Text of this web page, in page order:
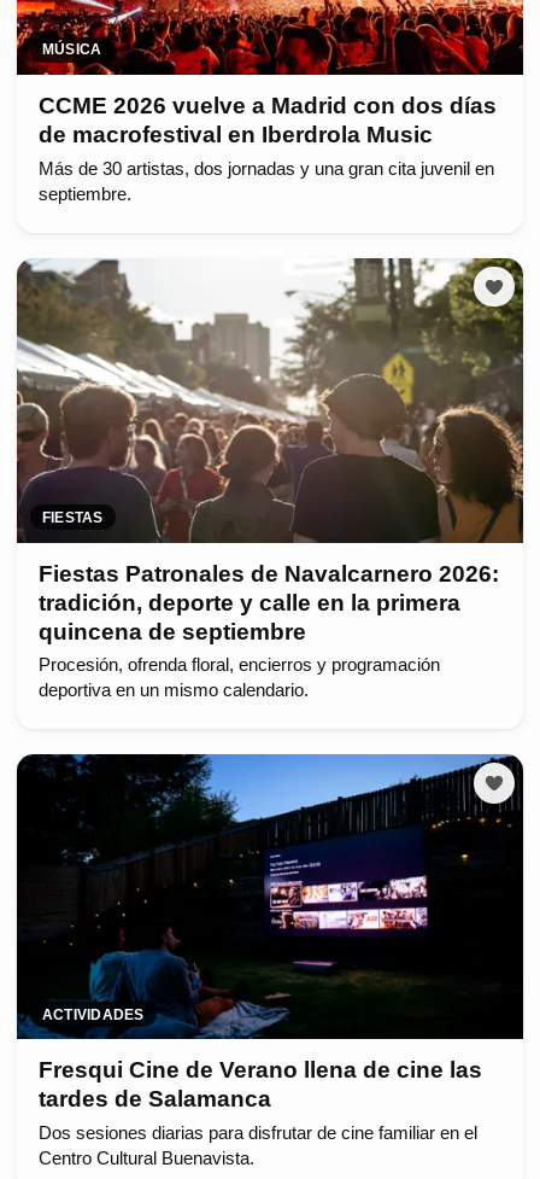
MÚSICA
CCME 2026 vuelve a Madrid con dos días
de macrofestival en Iberdrola Music
Más de 30 artistas, dos jornadas y una gran cita juvenil en
septiembre.
FIESTAS
Fiestas Patronales de Navalcarnero 2026:
tradición, deporte y calle en la primera
quincena de septiembre
Procesión, ofrenda floral, encierros y programación
deportiva en un mismo calendario.
ACTIVIDADES
Fresqui Cine de Verano llena de cine las
tardes de Salamanca
Dos sesiones diarias para disfrutar de cine familiar en el
Centro Cultural Buenavista.